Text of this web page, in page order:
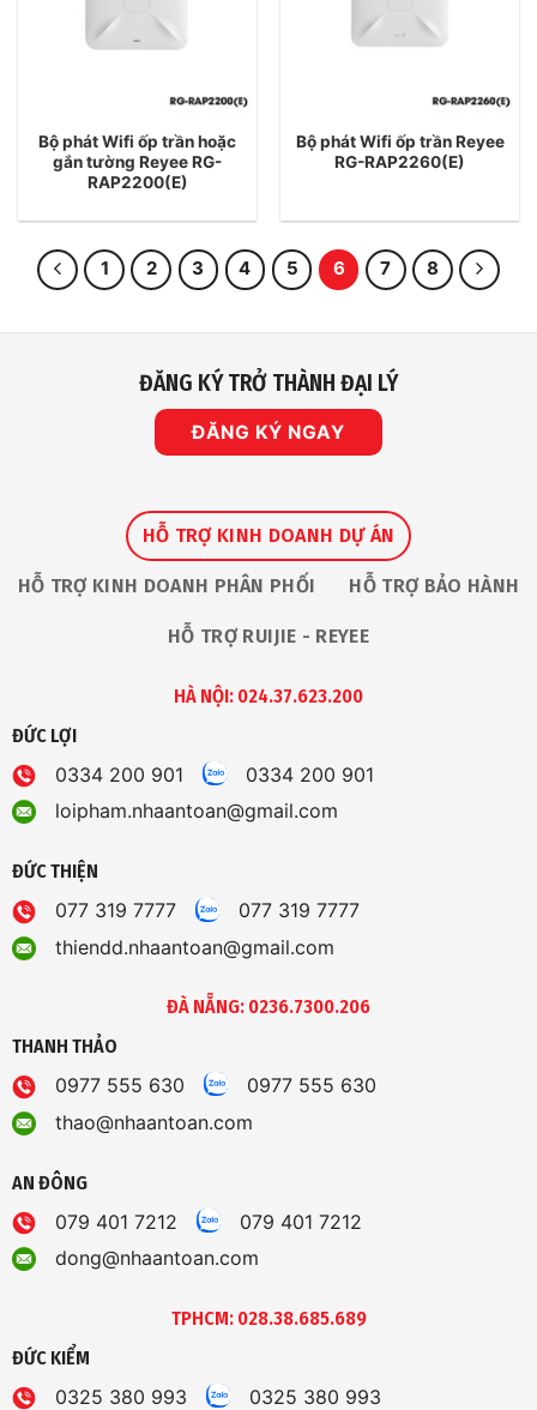
Bộ phát Wifi ốp trần hoặc
gắn tường Reyee RG-
RAP2200(E)
Bộ phát Wifi ốp trần Reyee
RG-RAP2260(E)
1 2 3 4 5 6 7 8
ĐĂNG KÝ TRỞ THÀNH ĐẠI LÝ
ĐĂNG KÝ NGAY
HỖ TRỢ KINH DOANH DỰ ÁN
HỖ TRỢ KINH DOANH PHÂN PHỐI HỖ TRỢ BẢO HÀNH
HỖ TRỢ RUIJIE - REYEE
HÀ NỘI: 024.37.623.200
ĐỨC LỢI
0334 200 901
0334 200 901
loipham.nhaantoan@gmail.com
ĐỨC THIỆN
077 319 7777
077 319 7777
thiendd.nhaantoan@gmail.com
ĐÀ NẴNG: 0236.7300.206
THANH THẢO
0977 555 630
0977 555 630
thao@nhaantoan.com
AN ĐÔNG
079 401 7212
079 401 7212
dong@nhaantoan.com
TPHCM: 028.38.685.689
ĐỨC KIỂM
0325 380 993
0325 380 993